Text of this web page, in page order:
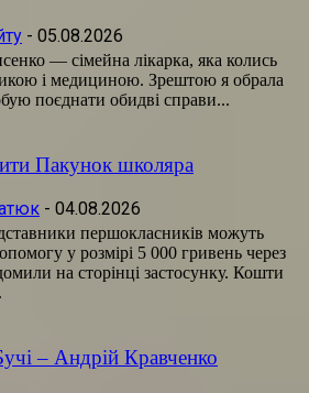
- 05.08.2026
— сімейна лікарка, яка колись
і медициною. Зрештою я обрала
поєднати обидві справи...
Пакунок школяра
- 04.08.2026
першокласників можуть
у розмірі 5 000 гривень через
на сторінці застосунку. Кошти
– Андрій Кравченко